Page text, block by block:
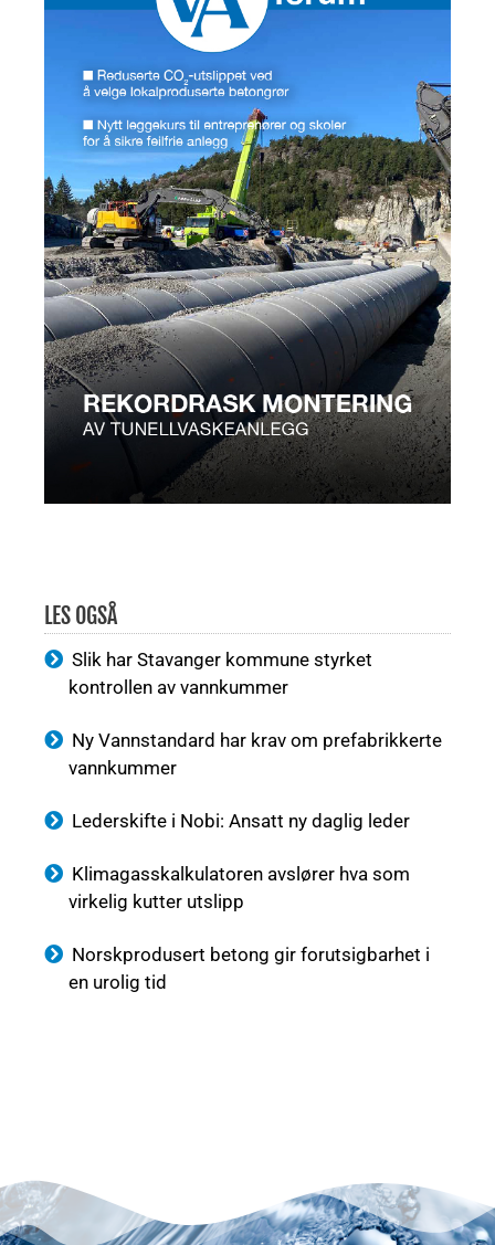
LES OGSÅ
Slik har Stavanger kommune styrket
kontrollen av vannkummer
Ny Vannstandard har krav om prefabrikkerte
vannkummer
Lederskifte i Nobi: Ansatt ny daglig leder
Klimagasskalkulatoren avslører hva som
virkelig kutter utslipp
Norskprodusert betong gir forutsigbarhet i
en urolig tid